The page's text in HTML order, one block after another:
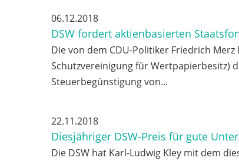
06.12.2018
DSW fordert aktienbasierten
Die von dem CDU-Politiker Friedrich
Schutzvereinigung für Wertpapierbesitz)
Steuerbegünstigung von...
22.11.2018
Diesjähriger DSW-Preis für gute
Die DSW hat Karl-Ludwig Kley mit dem